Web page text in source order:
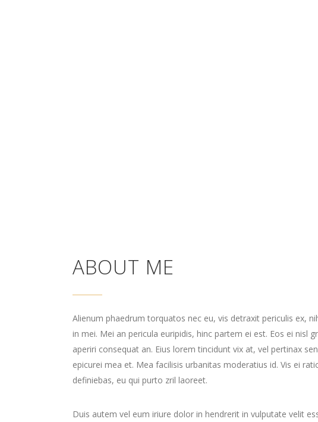
ABOUT ME
Alienum phaedrum torquatos nec eu, vis detraxit periculis ex,
in mei. Mei an pericula euripidis, hinc partem ei est. Eos ei nisl
aperiri consequat an. Eius lorem tincidunt vix at, vel pertinax
epicurei mea et. Mea facilisis urbanitas moderatius id. Vis ei
definiebas, eu qui purto zril laoreet.
Duis autem vel eum iriure dolor in hendrerit in vulputate velit